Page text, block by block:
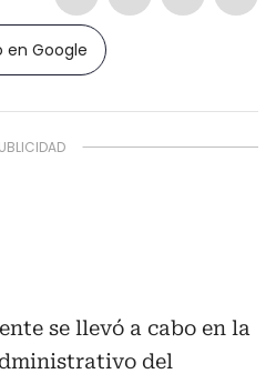
en Google
se llevó a cabo en la
del